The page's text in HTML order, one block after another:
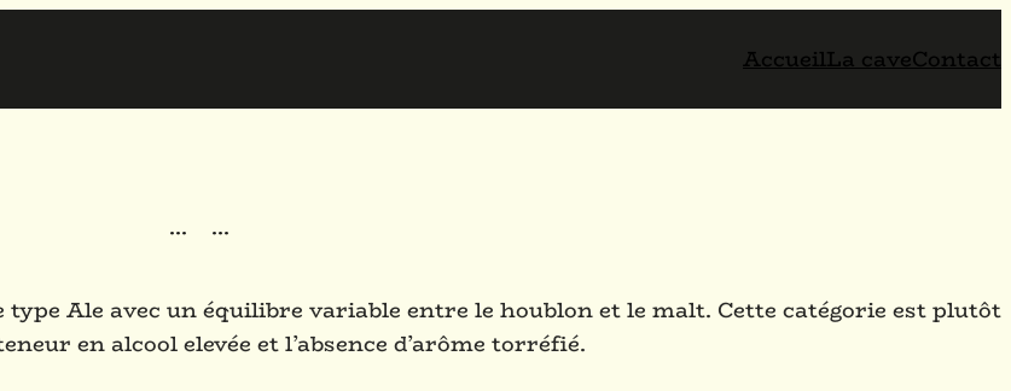
AccueilLa caveContact
··· ···
Ale avec un équilibre variable entre le houblon et le malt. Cette catégorie est plutôt
en alcool elevée et l’absence d’arôme torréfié.